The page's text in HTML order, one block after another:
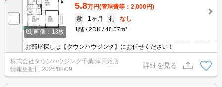
画像：18枚
5.8万円(管理費等：2,000円)
敷
1ヶ月 礼
なし
1階
2DK 40.57m²
お部屋探しは【タウンハウジング】にお任せください！
株式会社タウンハウジング千葉 津田沼店
情報更新日 2026/08/09
詳細を見る